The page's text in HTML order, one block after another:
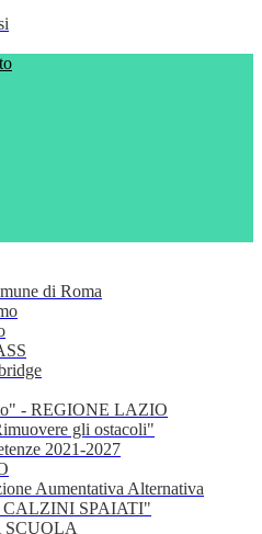
di Roma
- REGIONE LAZIO
gli ostacoli"
2021-2027
Aumentativa Alternativa
SPAIATI"
SCUOLA